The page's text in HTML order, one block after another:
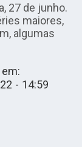
27 de junho.
maiores,
algumas
- 14:59